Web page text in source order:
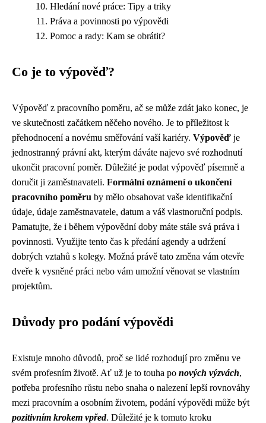
Hledání nové práce: Tipy a triky
Práva a povinnosti po výpovědi
Pomoc a rady: Kam se obrátit?
Co je to výpověď?
Výpověď z pracovního poměru, ač se může zdát jako konec, je
ve skutečnosti začátkem něčeho nového. Je to příležitost k
přehodnocení a novému směřování vaší kariéry. Výpověď je
jednostranný právní akt, kterým dáváte najevo své rozhodnutí
ukončit pracovní poměr. Důležité je podat výpověď písemně a
doručit ji zaměstnavateli. Formální oznámení o ukončení
pracovního poměru by mělo obsahovat vaše identifikační
údaje, údaje zaměstnavatele, datum a váš vlastnoruční podpis.
Pamatujte, že i během výpovědní doby máte stále svá práva i
povinnosti. Využijte tento čas k předání agendy a udržení
dobrých vztahů s kolegy. Možná právě tato změna vám otevře
dveře k vysněné práci nebo vám umožní věnovat se vlastním
projektům.
Důvody pro podání výpovědi
Existuje mnoho důvodů, proč se lidé rozhodují pro změnu ve
svém profesním životě. Ať už je to touha po nových výzvách,
potřeba profesního růstu nebo snaha o nalezení lepší rovnováhy
mezi pracovním a osobním životem, podání výpovědi může být
pozitivním krokem vpřed. Důležité je k tomuto kroku